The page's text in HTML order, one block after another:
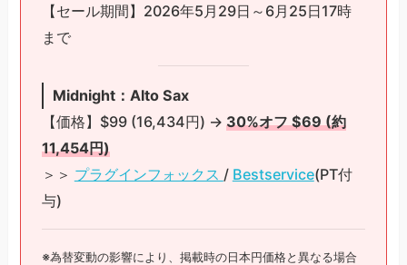
【セール期間】2026年5月29日～6月25日17時
まで
Midnight：Alto Sax
【価格】$99 (16,434円) → 30%オフ $69 (約
11,454円)
＞＞ プラグインフォックス / Bestservice(PT付
与)
※為替変動の影響により、掲載時の日本円価格と異なる場合